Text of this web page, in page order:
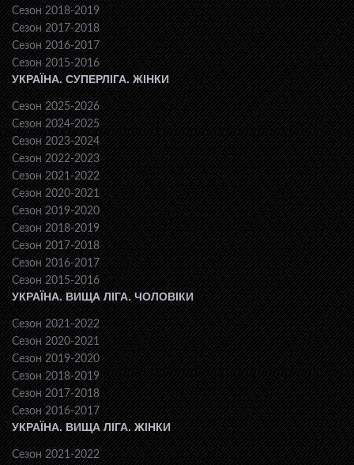
Сезон 2018-2019
Сезон 2017-2018
Сезон 2016-2017
Сезон 2015-2016
УКРАЇНА. СУПЕРЛІГА. ЖІНКИ
Сезон 2025-2026
Сезон 2024-2025
Сезон 2023-2024
Сезон 2022-2023
Сезон 2021-2022
Сезон 2020-2021
Сезон 2019-2020
Сезон 2018-2019
Сезон 2017-2018
Сезон 2016-2017
Сезон 2015-2016
УКРАЇНА. ВИЩА ЛІГА. ЧОЛОВІКИ
Сезон 2021-2022
Сезон 2020-2021
Сезон 2019-2020
Сезон 2018-2019
Сезон 2017-2018
Сезон 2016-2017
УКРАЇНА. ВИЩА ЛІГА. ЖІНКИ
Сезон 2021-2022